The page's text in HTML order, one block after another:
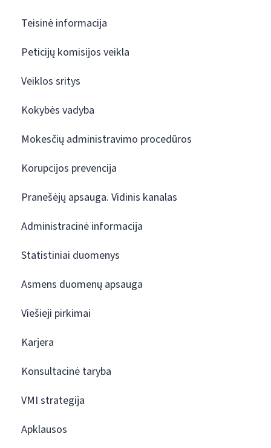
Teisinė informacija
Peticijų komisijos veikla
Veiklos sritys
Kokybės vadyba
Mokesčių administravimo procedūros
Korupcijos prevencija
Pranešėjų apsauga. Vidinis kanalas
Administracinė informacija
Statistiniai duomenys
Asmens duomenų apsauga
Viešieji pirkimai
Karjera
Konsultacinė taryba
VMI strategija
Apklausos